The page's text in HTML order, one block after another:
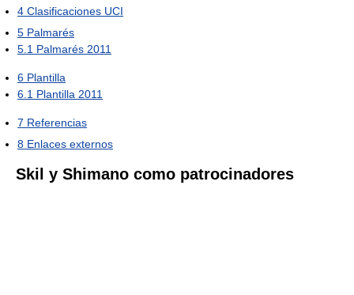
4 Clasificaciones UCI
5 Palmarés
5.1 Palmarés 2011
6 Plantilla
6.1 Plantilla 2011
7 Referencias
8 Enlaces externos
Skil y Shimano como patrocinadores